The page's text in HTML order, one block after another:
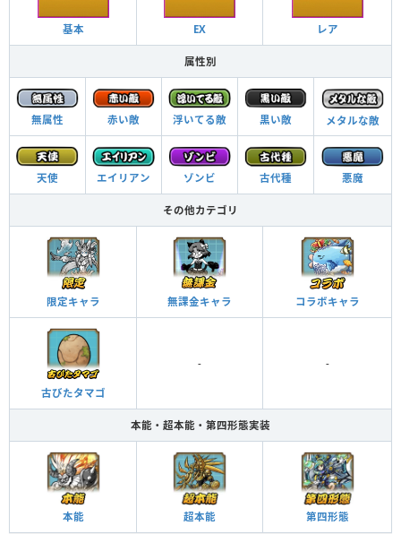
基本 EX レア
属性別
無属性 赤い敵 浮いてる敵 黒い敵 メタルな敵
天使 エイリアン ゾンビ 古代種 悪魔
その他カテゴリ
限定キャラ 無課金キャラ コラボキャラ
古びたタマゴ
- -
本能・超本能・第四形態実装
本能 超本能 第四形態